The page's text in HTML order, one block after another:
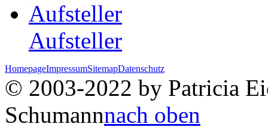
Aufsteller
HomepageImpressumSitemapDatenschutz
© 2003-2022 by Patricia
Schumannnach oben